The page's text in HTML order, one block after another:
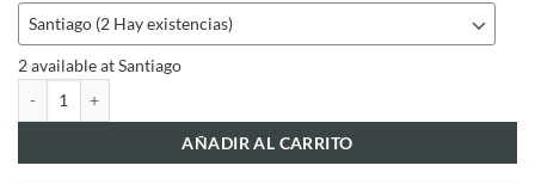
era:
$31.677.
es:
$29.000.
2 available at Santiago
AÑADIR AL CARRITO